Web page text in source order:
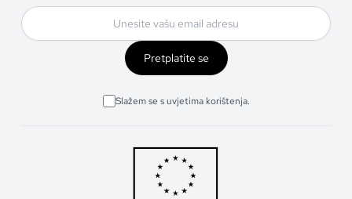
Pretplatite se
Slažem se s uvjetima korištenja.